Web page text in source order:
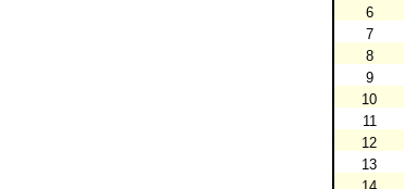
6
7
8
9
10
11
12
13